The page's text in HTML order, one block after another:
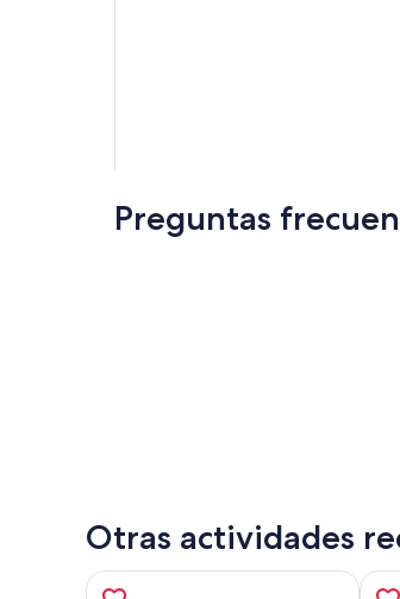
Preguntas
Otras actividades